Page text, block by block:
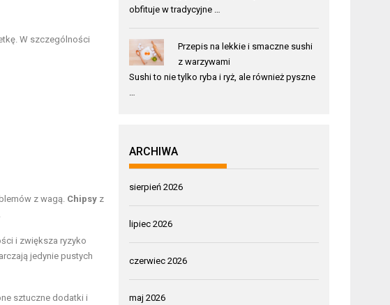
W szczególności
z wagą. Chipsy z
i zwiększa ryzyko
jedynie pustych
sztuczne dodatki i
obfituje w tradycyjne …
Przepis na lekkie i smaczne sushi
z warzywami
Sushi to nie tylko ryba i ryż, ale również pyszne
ARCHIWA
sierpień 2026
lipiec 2026
czerwiec 2026
maj 2026